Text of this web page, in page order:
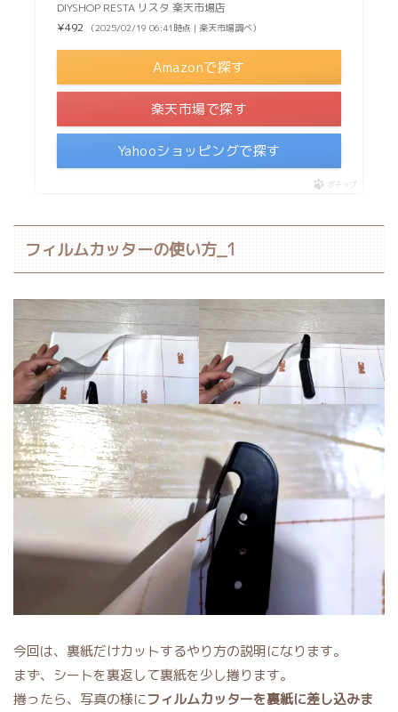
DIYSHOP RESTA リスタ 楽天市場店
¥492
（2025/02/19 06:41時点 | 楽天市場調べ）
Amazonで探す
楽天市場で探す
Yahooショッピングで探す
ポチップ
フィルムカッターの使い方_1
今回は、裏紙だけカットするやり方の説明になります。
まず、シートを裏返して裏紙を少し捲ります。
捲ったら、写真の様にフィルムカッターを裏紙に差し込みま